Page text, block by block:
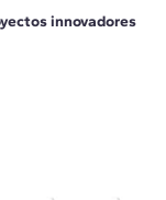
innovadores